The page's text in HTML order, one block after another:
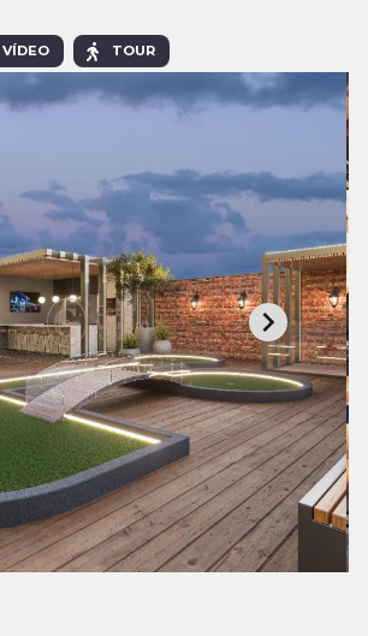
VÍDEO TOUR